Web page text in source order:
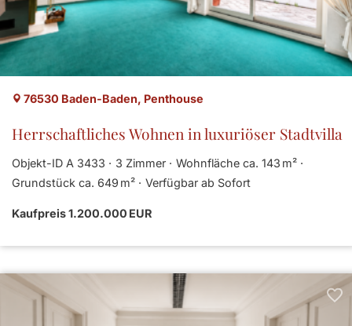
76530 Baden-Baden, Penthouse
Herrschaftliches Wohnen in luxuriöser Stadtvilla
Objekt-ID A 3433 3 Zimmer
Wohnfläche ca. 143 m²
Grund­stück ca. 649 m²
Verfügbar ab Sofort
Kaufpreis 1.200.000 EUR